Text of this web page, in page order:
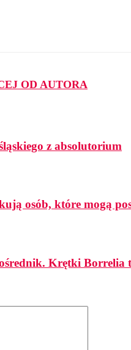
OD AUTORA
z absolutorium
osób, które mogą
Krętki Borrelia